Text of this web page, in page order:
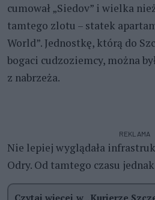
cumował „Siedov” i wielka
tamtego zlotu – statek
World”. Jednostkę, którą do
bogaci cudzoziemcy, można
z nabrzeża.
REKLAMA
Nie lepiej wyglądała
Odry. Od tamtego czasu
Czytaj więcej w „Kurierze